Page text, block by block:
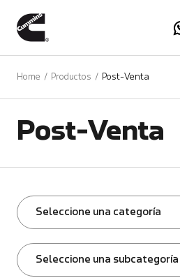
Home Productos Post-Venta
Post-Venta
Seleccione una categoría
Seleccione una subcategoría